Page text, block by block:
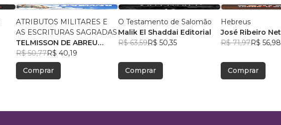
ATRIBUTOS MILITARES E
AS ESCRITURAS SAGRADAS
TELMISSON DE ABREU
COSTA
R$ 50,77R$ 40,19
Comprar
O Testamento de Salomão
Malik El Shaddai Editorial
R$ 63,59R$ 50,35
Comprar
Hebreus
José Ribeiro
R$ 71,97R$ 56,98
Comprar